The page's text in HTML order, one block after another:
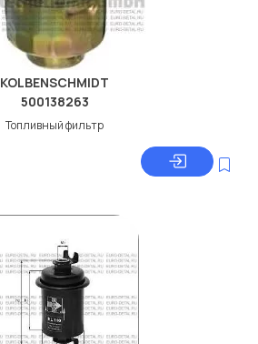
KOLBENSCHMIDT
500138263
Топливный фильтр